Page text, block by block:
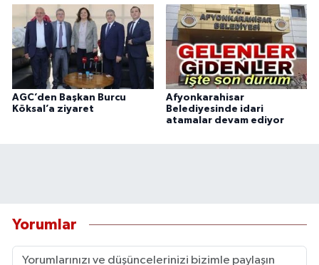
AGC’den Başkan Burcu
Köksal’a ziyaret
Afyonkarahisar
Belediyesinde idari
atamalar devam ediyor
Yorumlar